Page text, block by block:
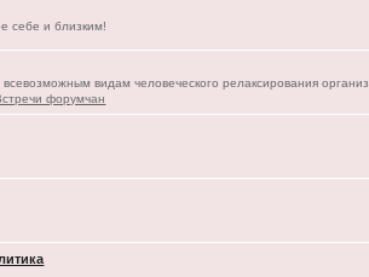
себе и близким!
видам человеческого релаксирования
форумчан